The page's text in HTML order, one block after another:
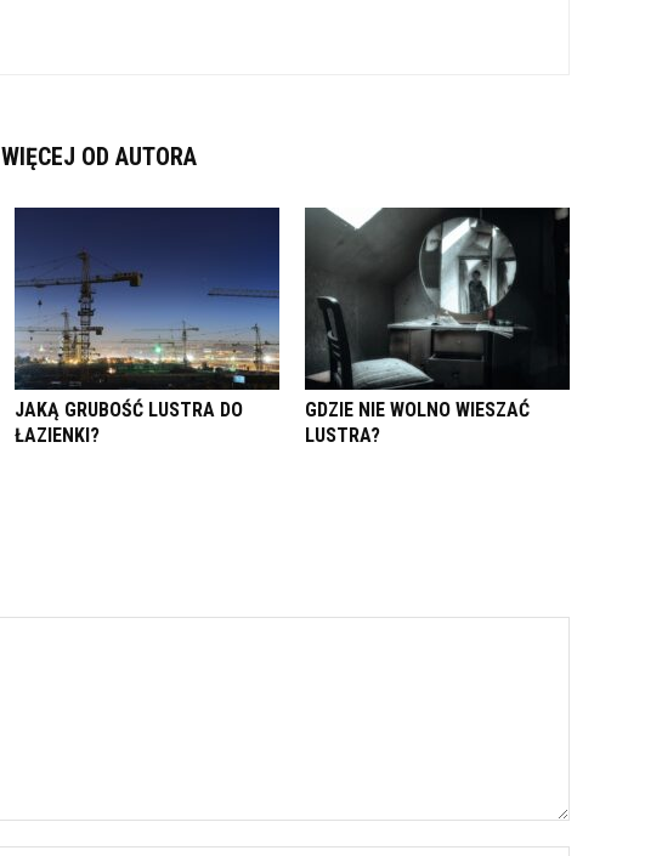
WIĘCEJ OD AUTORA
JAKĄ GRUBOŚĆ LUSTRA DO
ŁAZIENKI?
GDZIE NIE WOLNO WIESZAĆ
LUSTRA?